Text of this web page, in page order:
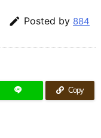
 Posted by 884
Copy